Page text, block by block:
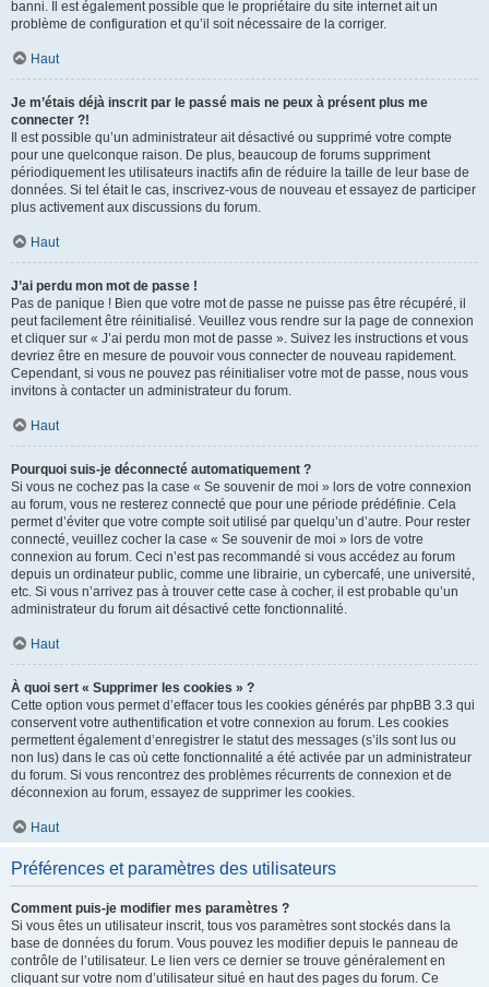
banni. Il est également possible que le propriétaire du site internet ait un
problème de configuration et qu’il soit nécessaire de la corriger.
Haut
Je m’étais déjà inscrit par le passé mais ne peux à présent plus me
connecter ?!
Il est possible qu’un administrateur ait désactivé ou supprimé votre compte
pour une quelconque raison. De plus, beaucoup de forums suppriment
périodiquement les utilisateurs inactifs afin de réduire la taille de leur base de
données. Si tel était le cas, inscrivez-vous de nouveau et essayez de participer
plus activement aux discussions du forum.
Haut
J’ai perdu mon mot de passe !
Pas de panique ! Bien que votre mot de passe ne puisse pas être récupéré, il
peut facilement être réinitialisé. Veuillez vous rendre sur la page de connexion
et cliquer sur « J’ai perdu mon mot de passe ». Suivez les instructions et vous
devriez être en mesure de pouvoir vous connecter de nouveau rapidement.
Cependant, si vous ne pouvez pas réinitialiser votre mot de passe, nous vous
invitons à contacter un administrateur du forum.
Haut
Pourquoi suis-je déconnecté automatiquement ?
Si vous ne cochez pas la case « Se souvenir de moi » lors de votre connexion
au forum, vous ne resterez connecté que pour une période prédéfinie. Cela
permet d’éviter que votre compte soit utilisé par quelqu’un d’autre. Pour rester
connecté, veuillez cocher la case « Se souvenir de moi » lors de votre
connexion au forum. Ceci n’est pas recommandé si vous accédez au forum
depuis un ordinateur public, comme une librairie, un cybercafé, une université,
etc. Si vous n’arrivez pas à trouver cette case à cocher, il est probable qu’un
administrateur du forum ait désactivé cette fonctionnalité.
Haut
À quoi sert « Supprimer les cookies » ?
Cette option vous permet d’effacer tous les cookies générés par phpBB 3.3 qui
conservent votre authentification et votre connexion au forum. Les cookies
permettent également d’enregistrer le statut des messages (s’ils sont lus ou
non lus) dans le cas où cette fonctionnalité a été activée par un administrateur
du forum. Si vous rencontrez des problèmes récurrents de connexion et de
déconnexion au forum, essayez de supprimer les cookies.
Haut
Préférences et paramètres des utilisateurs
Comment puis-je modifier mes paramètres ?
Si vous êtes un utilisateur inscrit, tous vos paramètres sont stockés dans la
base de données du forum. Vous pouvez les modifier depuis le panneau de
contrôle de l’utilisateur. Le lien vers ce dernier se trouve généralement en
cliquant sur votre nom d’utilisateur situé en haut des pages du forum. Ce